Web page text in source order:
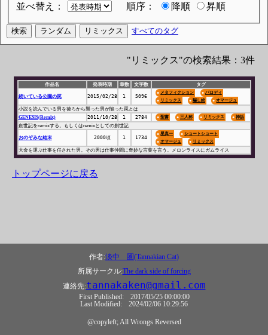
並べ替え：
順序： 降順 昇順
すべてのタグ
"リミックス"の検索結果：3件
作品名 発表時期 章数 文字数 タグ
続いている公園の罠 2015/02/28 1 5096
メタフィクション
パロディ
リミックス
騙し絵 オマージュ
小説を読んでいる男を後ろから襲った男が陥った罠とは
GENESIS(Remix)
2011/10/28 1 2784 聖書 三人称 リミックス 神話
創世記をremixする。もしくはremixとしての創世記
おのぞみな結末 2000頃 1 1734
星真一
ショートショート
オマージュ
リミックス
大金を運ぶ仕事を任された男。その男は仕事仲間に奇妙な言葉を言う。メロンライスにガムライス
トップページに戻る
作者:淡中 圏(Tannakian Cat)
所属サークル:The dark side of forcing
連絡先:tannakaken@gmail.com
First Published:
2017/05/25 00:00:00
Last Modified:
2024/02/06 10:29:56
@copyleft; All Wrongs Reversed